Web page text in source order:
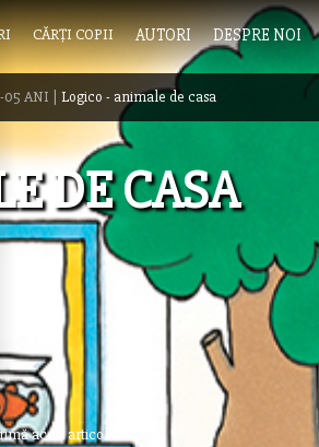
CĂRȚI COPII AUTORI DESPRE NOI
05 ANI Logico - animale de casa
DE CASA
acest articol